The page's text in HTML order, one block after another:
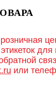
для
или